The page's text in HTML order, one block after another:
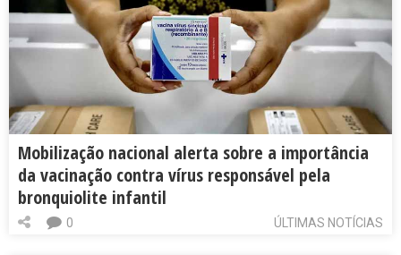
Mobilização nacional alerta sobre a importância
da vacinação contra vírus responsável pela
bronquiolite infantil
ÚLTIMAS NOTÍCIAS
0